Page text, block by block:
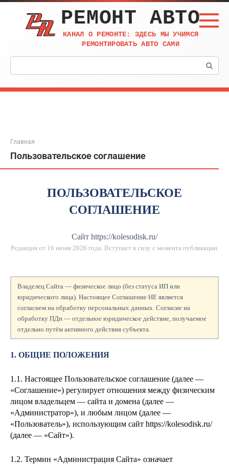
Перейти
контенту
РЕМОНТ АВТО
КАНАЛ О РЕМОНТЕ: ЗДЕСЬ МЫ УЧИМСЯ
РЕМОНТИРОВАТЬ АВТО САМИ
Поиск:
Главная
Пользовательское соглашение
ПОЛЬЗОВАТЕЛЬСКОЕ
СОГЛАШЕНИЕ
Сайт https://kolesodisk.ru/
Редакция от 16 июня 2026 года. Вступает в силу с момента публикации.
Владелец Сайта — физическое лицо (без статуса ИП или
юридического лица). Настоящее Соглашение НЕ является
согласием на обработку персональных данных. Согласие на
обработку ПДн — отдельное юридическое действие, получаемое
отдельно путём активного действия субъекта.
1. ОБЩИЕ ПОЛОЖЕНИЯ
1.1. Настоящее Пользовательское соглашение (далее —
«Соглашение») регулирует отношения между физическим
лицом владельцем — сайта и домена (далее —
«Администратор»), и любым лицом (далее —
«Пользователь»), использующим сайт https://kolesodisk.ru/
(далее — «Сайт»).
1.2. Термин «Администрация Сайта» означает